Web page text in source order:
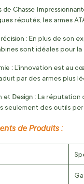
Chasse
réputés, les armes
: En plus de son
sont idéales pour
: L'innovation est au
par des armes plus
et Design : La réputation
seulement des outils
de Produits :